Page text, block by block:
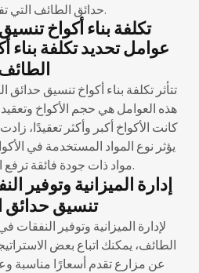
حدائق الطائف التي تفوق توقعاتك.
تكلفة بناء أكواخ
عوامل تحديد تكلفة بناء
تتأثر تكلفة بناء أكواخ تنسيق
هذه العوامل هي حجم الأكواخ
كانت الأكواخ أكبر وأكثر تعقيدًا،
يؤثر نوع المواد المستخدمة في
مواد ذات جودة فائقة ترفع التكلفة بشكل عام.
إدارة الميزانية وتوفير
تنسيق حدائق
لإدارة الميزانية وتوفير النفقات
الطائف، يمكنك اتباع بعض
عن مزارع تقدم أسعارًا مناسبة